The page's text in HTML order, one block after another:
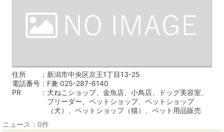
住所
新潟市中央区京王1丁目13-25
電話番号
F兼 025-287-6140
PR
犬ねこショップ、金魚店、小鳥店、ドッグ美容室、
ブリーダー、ペットショップ、ペットショップ
（犬）、ペットショップ（猫）、ペット用品販売
ニュース：0件